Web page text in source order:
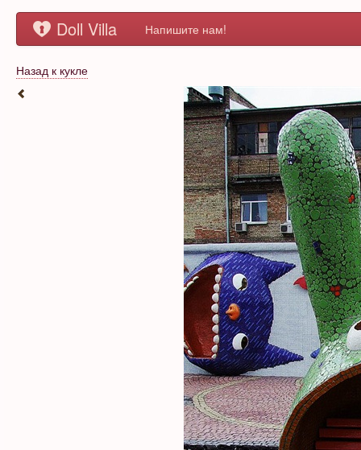
Doll Villa Напишите нам!
Назад к кукле